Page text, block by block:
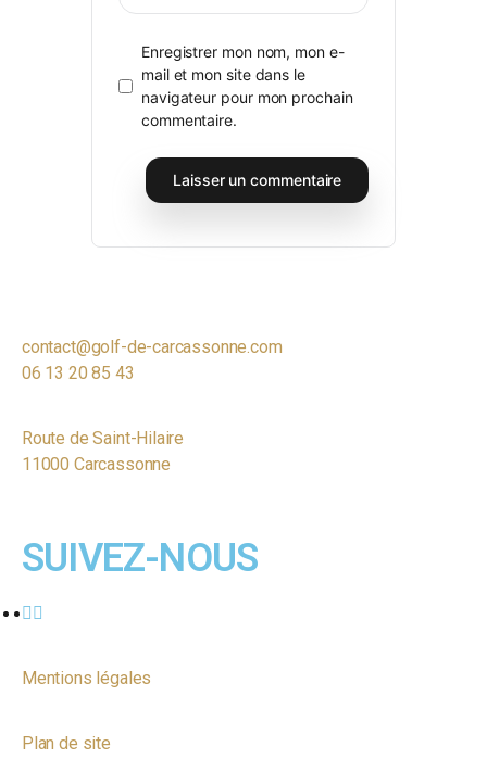
Enregistrer mon nom, mon e-
mail et mon site dans le
navigateur pour mon prochain
commentaire.
contact@golf-de-carcassonne.com
06 13 20 85 43
Route de Saint-Hilaire
11000 Carcassonne
SUIVEZ-NOUS
Mentions légales
Plan de site